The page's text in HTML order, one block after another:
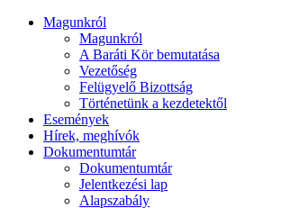
Magunkról
Magunkról
A Baráti Kör bemutatása
Vezetőség
Felügyelő Bizottság
Történetünk a kezdetektől
Események
Hírek, meghívók
Dokumentumtár
Dokumentumtár
Jelentkezési lap
Alapszabály